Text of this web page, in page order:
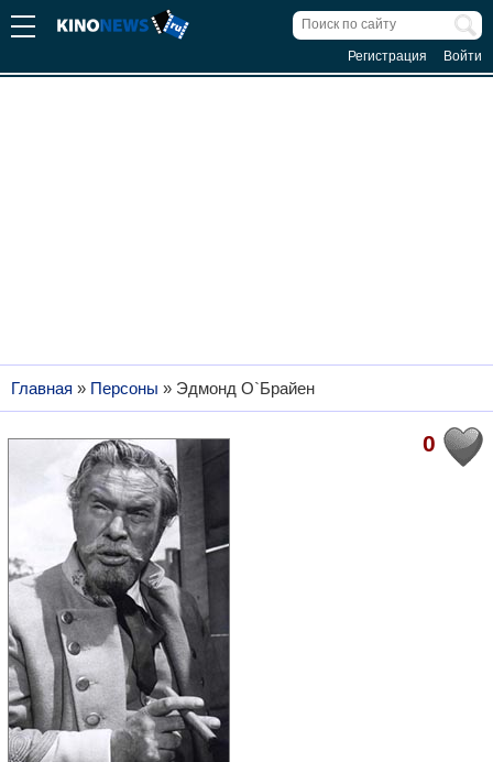
Регистрация Войти
Главная » Персоны » Эдмонд О`Брайен
0